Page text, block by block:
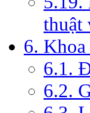
thuật
6.
6.1.
6.2.